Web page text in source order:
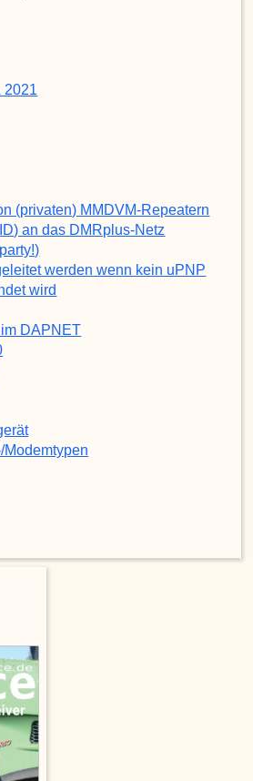
2021
(privaten) MMDVM-Repeatern
an das DMRplus-Netz
werden wenn kein uPNP
wird
DAPNET
Modemtypen